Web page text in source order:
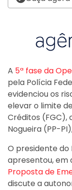
A 5ª fase da
pela Polícia
evidenciou os
elevar o limite
Créditos (FGC),
Nogueira (PP-
O presidente do
apresentou, em
Proposta de
discute a